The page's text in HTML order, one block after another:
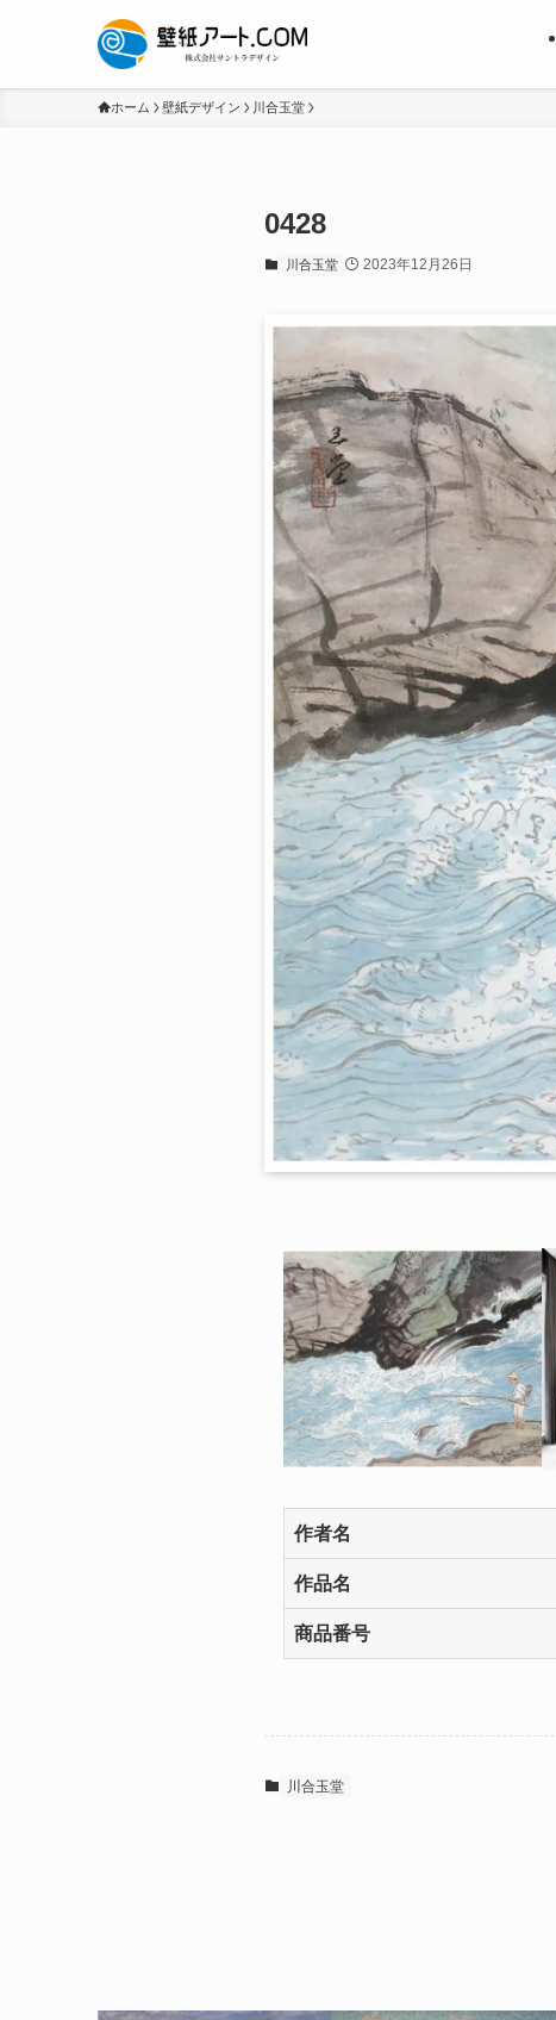
ホーム 壁紙デザイン 川合玉堂
0428
川合玉堂 2023年12月26日
作者名
作品名
商品番号
川合玉堂